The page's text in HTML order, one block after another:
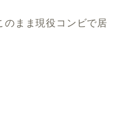
のまま現役コンビで居